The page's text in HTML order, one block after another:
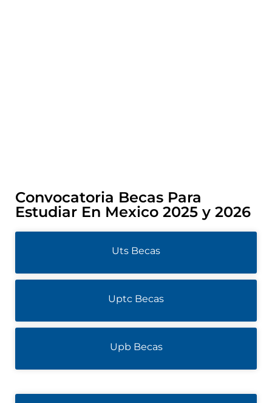
Convocatoria Becas Para
Estudiar En Mexico 2025 y 2026
Uts Becas
Uptc Becas
Upb Becas